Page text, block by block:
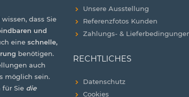
dass Sie
und
eine schnelle,
benötigen.
auch
möglich sein.
für Sie die
Unsere Ausstellung
Referenzfotos Kunden
Zahlungs- &
RECHTLICHES
Datenschutz
Cookies